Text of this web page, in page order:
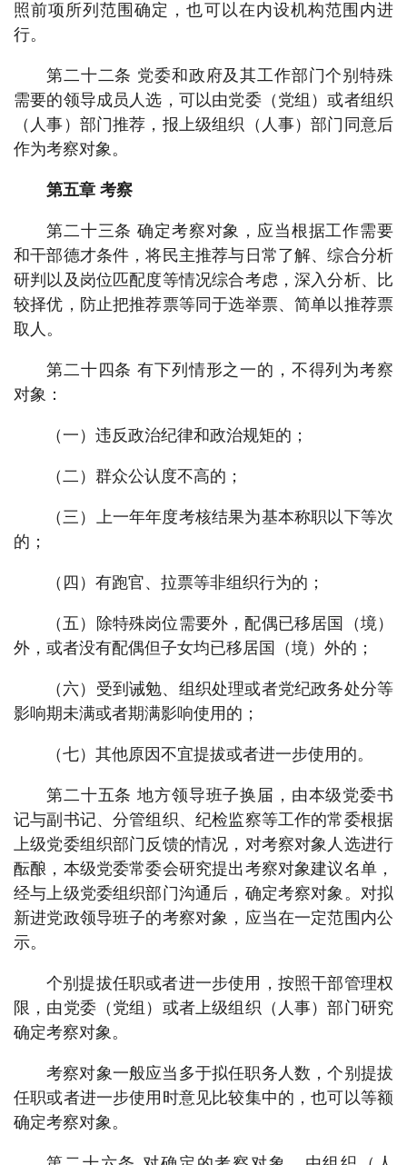
照前项所列范围确定，也可以在内设机构范围内进
行。
第二十二条 党委和政府及其工作部门个别特殊
需要的领导成员人选，可以由党委（党组）或者组织
（人事）部门推荐，报上级组织（人事）部门同意后
作为考察对象。
第五章 考察
第二十三条 确定考察对象，应当根据工作需要
和干部德才条件，将民主推荐与日常了解、综合分析
研判以及岗位匹配度等情况综合考虑，深入分析、比
较择优，防止把推荐票等同于选举票、简单以推荐票
取人。
第二十四条 有下列情形之一的，不得列为考察
对象：
（一）违反政治纪律和政治规矩的；
（二）群众公认度不高的；
（三）上一年年度考核结果为基本称职以下等次
的；
（四）有跑官、拉票等非组织行为的；
（五）除特殊岗位需要外，配偶已移居国（境）
外，或者没有配偶但子女均已移居国（境）外的；
（六）受到诫勉、组织处理或者党纪政务处分等
影响期未满或者期满影响使用的；
（七）其他原因不宜提拔或者进一步使用的。
第二十五条 地方领导班子换届，由本级党委书
记与副书记、分管组织、纪检监察等工作的常委根据
上级党委组织部门反馈的情况，对考察对象人选进行
酝酿，本级党委常委会研究提出考察对象建议名单，
经与上级党委组织部门沟通后，确定考察对象。对拟
新进党政领导班子的考察对象，应当在一定范围内公
示。
个别提拔任职或者进一步使用，按照干部管理权
限，由党委（党组）或者上级组织（人事）部门研究
确定考察对象。
考察对象一般应当多于拟任职务人数，个别提拔
任职或者进一步使用时意见比较集中的，也可以等额
确定考察对象。